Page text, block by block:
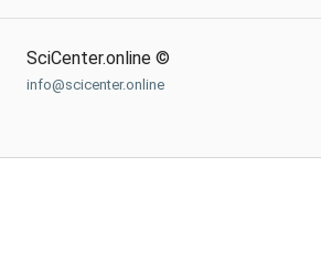
SciCenter.online ©
info@scicenter.online